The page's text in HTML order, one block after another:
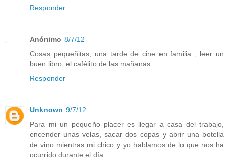
Responder
Anónimo 8/7/12
Cosas pequeñitas, una tarde de cine en familia , leer un
buen libro, el cafélito de las mañanas ......
Responder
Unknown 9/7/12
Para mi un pequeño placer es llegar a casa del trabajo,
encender unas velas, sacar dos copas y abrir una botella
de vino mientras mi chico y yo hablamos de lo que nos ha
ocurrido durante el día